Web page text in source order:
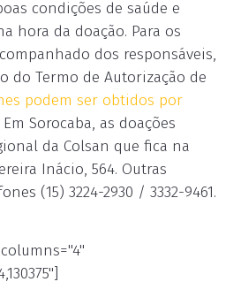
condições de saúde e
hora da doação. Para os
dos responsáveis,
do Termo de Autorização de
podem ser obtidos por
Em Sorocaba, as doações
da Colsan que fica na
Inácio, 564. Outras
(15) 3224-2930 / 3332-9461.